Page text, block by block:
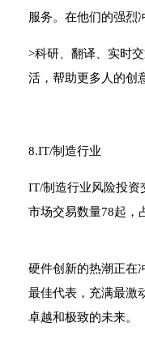
服务。在他们的强烈
>科研、翻译、实时
活，帮助更多人的创
8.IT/制造行业
IT/制造行业风险投资
市场交易数量78起，
硬件创新的热潮正在
最佳代表，充满最激
卓越和极致的未来。